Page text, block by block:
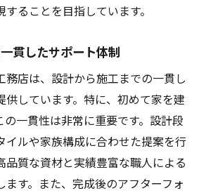
ることを目指しています。
貫したサポート体制
務店は、設計から施工までの一貫し
供しています。特に、初めて家を建
の一貫性は非常に重要です。設計段
イルや家族構成に合わせた提案を行
品質な資材と実績豊富な職人による
す。また、完成後のアフターフォ